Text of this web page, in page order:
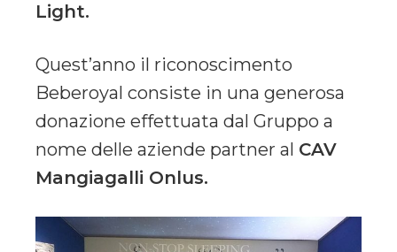
Light.
Quest’anno il riconoscimento
Beberoyal consiste in una generosa
donazione effettuata dal Gruppo a
nome delle aziende partner al CAV
Mangiagalli Onlus.